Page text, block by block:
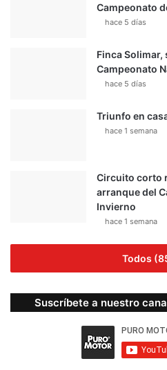
Campeonato
hace 5 días
Finca
Campeonato
hace 5 días
Triunfo en
hace 1 semana
Circuito corto
arranque del
Invierno
hace 1 semana
Todos
Suscríbete a nuestro